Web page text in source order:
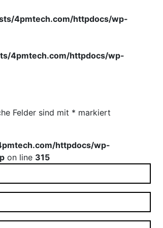
4pmtech.com/httpdocs/wp-
4pmtech.com/httpdocs/wp-
Felder sind mit * markiert
httpdocs/wp-
on line 315